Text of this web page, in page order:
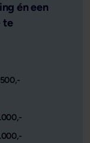
én een
te
meerdere delen met